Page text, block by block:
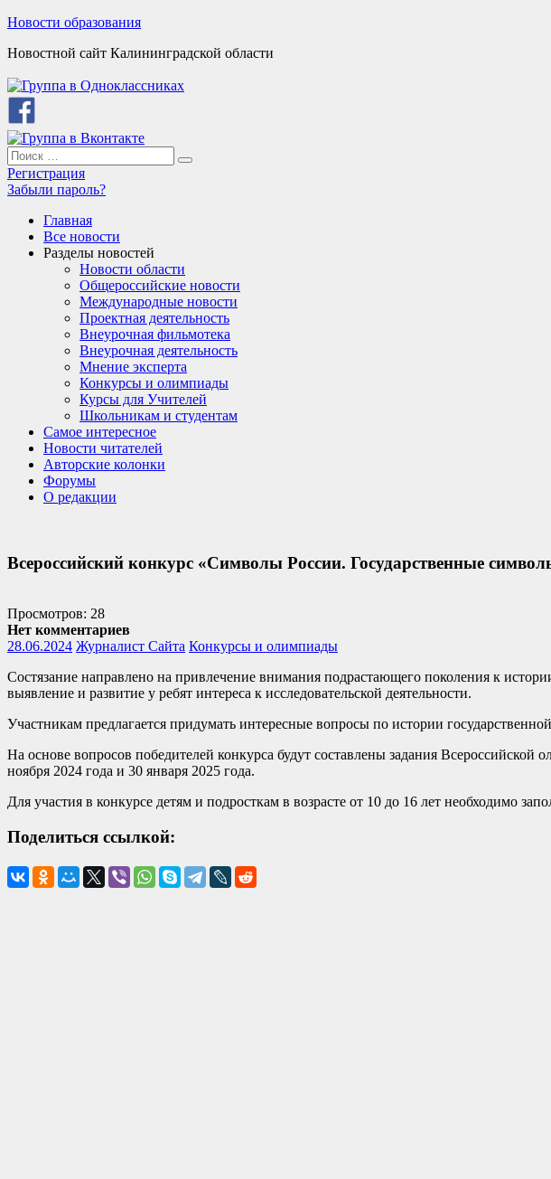
Skip
content
Новости образования
Новостной сайт Калининградской области
Search
for:
Search
Регистрация
Забыли пароль?
Главная
Все новости
Разделы новостей
Новости области
Общероссийские новости
Международные новости
Проектная деятельность
Внеурочная фильмотека
Внеурочная деятельность
Мнение эксперта
Конкурсы и олимпиады
Курсы для Учителей
Школьникам и студентам
Самое интересное
Новости читателей
Авторские колонки
Форумы
О редакции
Всероссийский конкурс «Символы России. Государственные
Просмотров: 28
Нет комментариев
28.06.2024 Журналист Сайта Конкурсы и олимпиады
Состязание направлено на привлечение внимания подрастающего поколения к
выявление и развитие у ребят интереса к исследовательской деятельности.
Участникам предлагается придумать интересные вопросы по истории
На основе вопросов победителей конкурса будут составлены задания
ноября 2024 года и 30 января 2025 года.
Для участия в конкурсе детям и подросткам в возрасте от 10 до 16 лет необходимо
Поделиться ссылкой: